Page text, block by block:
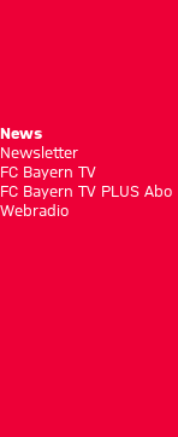
News
Newsletter
FC Bayern TV
FC Bayern TV PLUS Abo
Webradio